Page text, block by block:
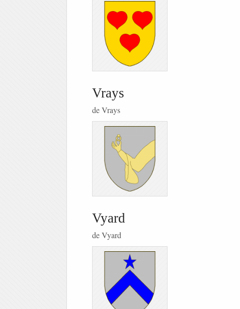
Vrays
de Vrays
Vyard
de Vyard